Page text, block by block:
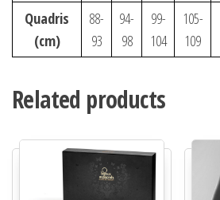
Quadris
(cm)
88-
93
94-
98
99-
104
105-
109
Related products